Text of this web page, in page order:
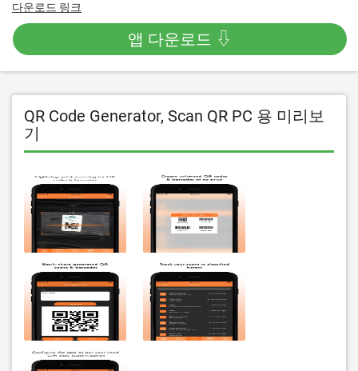
다운로드 링크
앱 다운로드 ⇩
QR Code Generator, Scan QR PC 용 미리보
기